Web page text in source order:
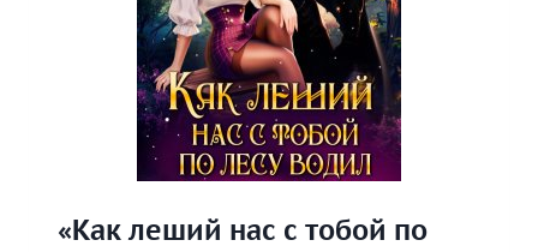
«Как леший нас с тобой по